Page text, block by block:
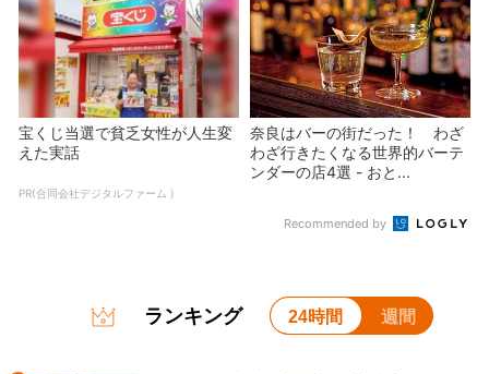
宝くじ当選で貧乏女性が人生変
えた実話
PR(合同会社デジタルファーム )
奈良はバーの街だった！ わざ
わざ行きたくなる世界的バーテ
ンダーの店4選 - おと...
Recommended by
ランキング 24時間 週間